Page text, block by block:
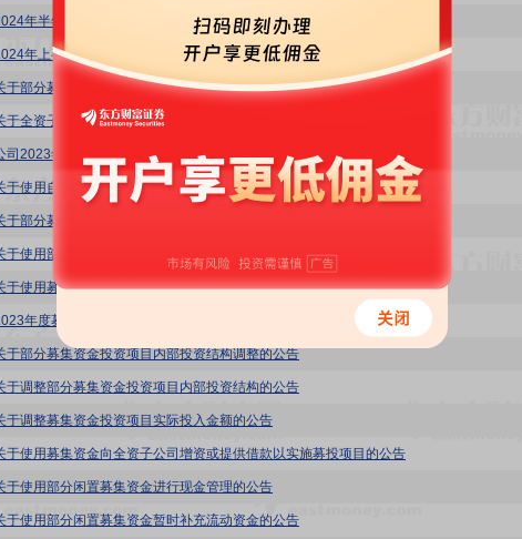
年半年度募集资金存放与使用情况的专项报告
年上半年度非经营性资金占用及其他关联资金往来情况汇总表
于部分募投项目新增实施地点的公告
于全资子公司获得高新技术企业证书的公告
司2023年度非经营性资金占用及其他关联资金往来情况汇总表
于使用自有闲置资金进行现金管理的公告
于部分募集资金投资项目延期的公告
于使用部分闲置募集资金暂时补充流动资金的公告
于使用募集资金置换预先投入募投项目及已支付发行费用的自筹资金的公告
年度募集资金存放与使用情况的专项报告
于部分募集资金投资项目内部投资结构调整的公告
于调整部分募集资金投资项目内部投资结构的公告
于调整募集资金投资项目实际投入金额的公告
于使用募集资金向全资子公司增资或提供借款以实施募投项目的公告
于使用部分闲置募集资金进行现金管理的公告
于使用部分闲置募集资金暂时补充流动资金的公告